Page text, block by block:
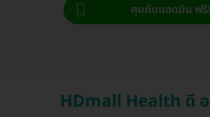
คุยกับแอดมิน ฟรี!
HDmall Health ดี อ